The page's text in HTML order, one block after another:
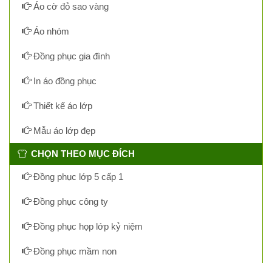
Áo cờ đỏ sao vàng
Áo nhóm
Đồng phục gia đình
In áo đồng phục
Thiết kế áo lớp
Mẫu áo lớp đẹp
CHỌN THEO MỤC ĐÍCH
Đồng phục lớp 5 cấp 1
Đồng phục công ty
Đồng phục họp lớp kỷ niệm
Đồng phục mầm non